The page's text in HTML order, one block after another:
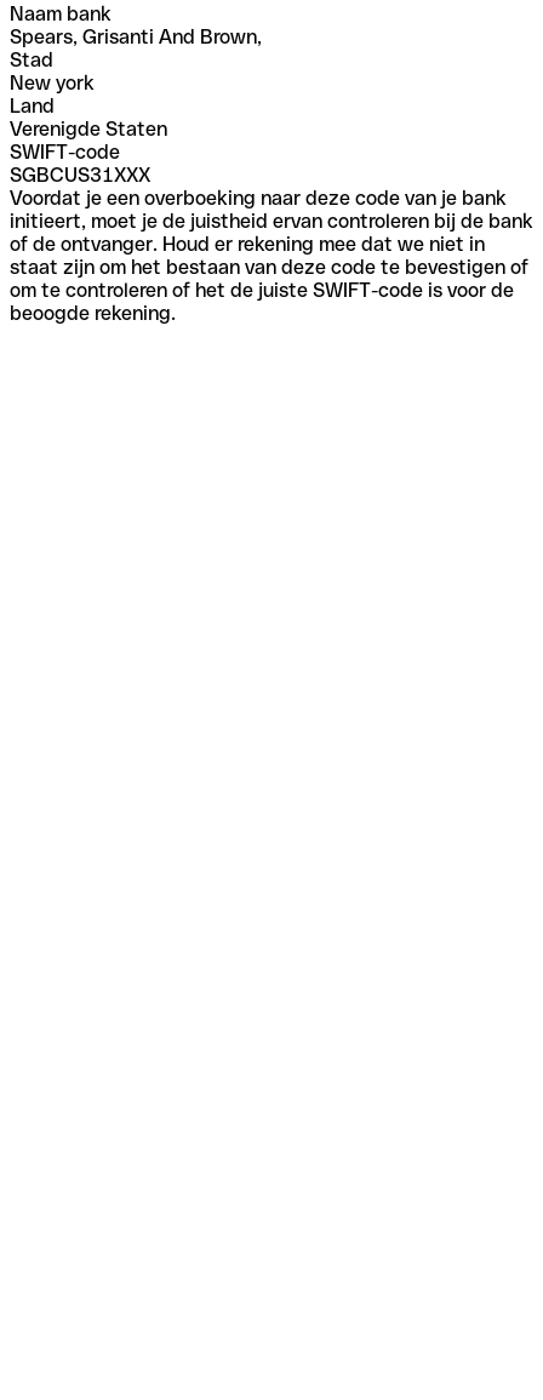
Naam bank
Spears, Grisanti And Brown,
Stad
New york
Land
Verenigde Staten
SWIFT-code
SGBCUS31XXX
Voordat je een overboeking naar deze code van je bank
initieert, moet je de juistheid ervan controleren bij de bank
of de ontvanger. Houd er rekening mee dat we niet in
staat zijn om het bestaan van deze code te bevestigen of
om te controleren of het de juiste SWIFT-code is voor de
beoogde rekening.